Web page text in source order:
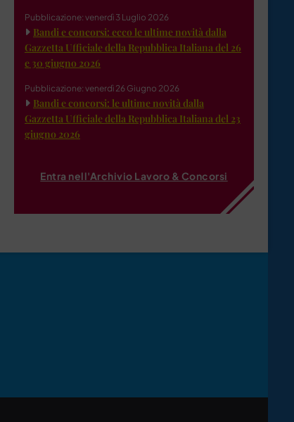
Pubblicazione: venerdì 3 Luglio 2026
Bandi e concorsi: ecco le ultime novità dalla
Gazzetta Ufficiale della Repubblica Italiana del 26
e 30 giugno 2026
Pubblicazione: venerdì 26 Giugno 2026
Bandi e concorsi: le ultime novità dalla
Gazzetta Ufficiale della Repubblica Italiana del 23
giugno 2026
Entra nell'Archivio Lavoro & Concorsi